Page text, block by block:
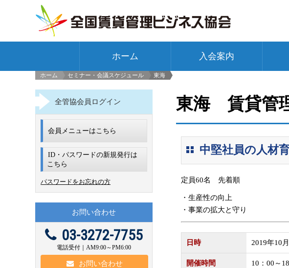
ホーム 入会案内
ホーム
セミナー・会議スケジュール
東海
東海 賃貸管
中堅社員の人材
定員60名 先着順
・生産性の向上
・事業の拡大と守り
日時 2019年10
開催時間 10：00～
全管協会員ログイン
会員メニューはこちら
ID・パスワードの新規発行は
こちら
パスワードをお忘れの方
お問い合わせ
03-3272-7755
電話受付｜AM9:00～PM6:00
お問い合わせ